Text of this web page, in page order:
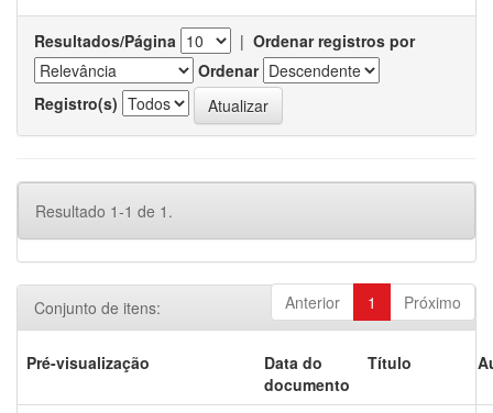
Resultados/Página | Ordenar registros por
Ordenar
Registro(s)
Resultado 1-1 de 1.
Anterior 1 Próximo
Conjunto de itens:
Pré-visualização
Data do
documento
Título